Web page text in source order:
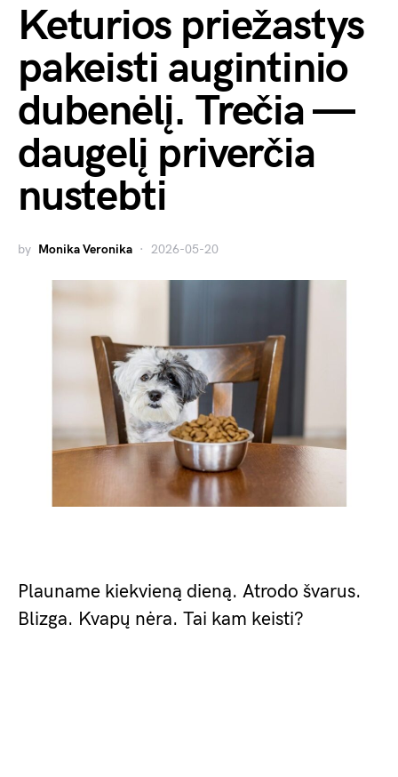
Keturios priežastys
pakeisti augintinio
dubenėlį. Trečia —
daugelį priverčia
nustebti
by Monika Veronika 2026-05-20
Plauname kiekvieną dieną. Atrodo švarus.
Blizga. Kvapų nėra. Tai kam keisti?